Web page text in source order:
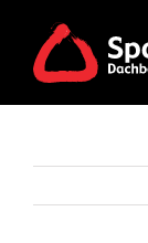
content